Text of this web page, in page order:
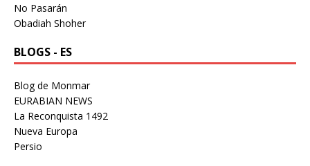
No Pasarán
Obadiah Shoher
BLOGS - ES
Blog de Monmar
EURABIAN NEWS
La Reconquista 1492
Nueva Europa
Persio